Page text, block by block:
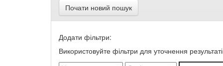
Почати новий пошук
Додати фільтри:
Використовуйте фільтри для уточнення